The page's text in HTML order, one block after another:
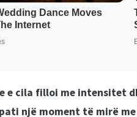
e cila filloi me intensitet
një moment të mirë